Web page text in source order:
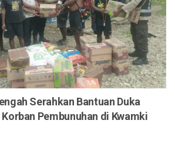
Serahkan Bantuan Duka
Pembunuhan di Kwamki